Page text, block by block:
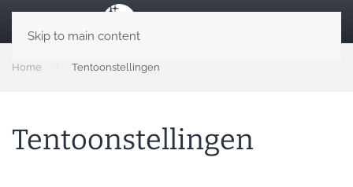
Skip to main content
Home Tentoonstellingen
Tentoonstellingen